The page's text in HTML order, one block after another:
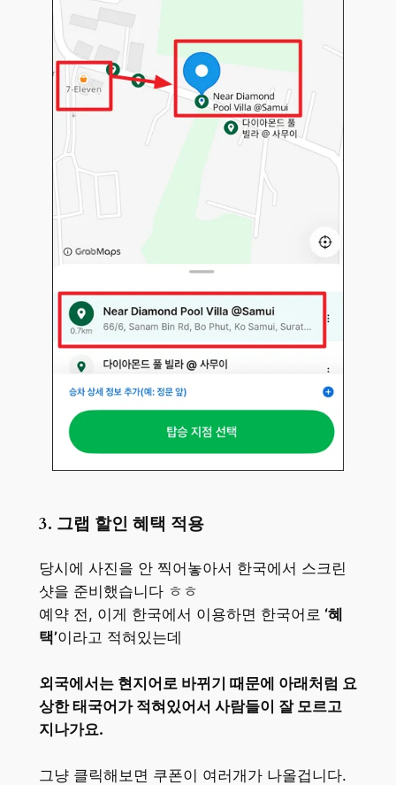
3. 그랩 할인 혜택 적용
당시에 사진을 안 찍어놓아서 한국에서 스크린
샷을 준비했습니다 ㅎㅎ
예약 전, 이게 한국에서 이용하면 한국어로 ‘혜
택’이라고 적혀있는데
외국에서는 현지어로 바뀌기 때문에 아래처럼 요
상한 태국어가 적혀있어서 사람들이 잘 모르고
지나가요.
그냥 클릭해보면 쿠폰이 여러개가 나올겁니다.